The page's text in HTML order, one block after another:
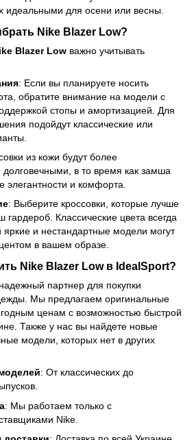
идеальными для осени или весны.
Nike Blazer Low?
Blazer Low важно учитывать
: Если вы планируете носить
обратите внимание на модели с
стопы и амортизацией. Для
подойдут классические или
из кожи будут более
в то время как замша
и комфорта.
: Выберите кроссовки, которые лучше
гардероб. Классические цвета всегда
яркие и нестандартные модели могут
в вашем образе.
Nike Blazer Lowв IdealSport?
партнер для покупки
Мы предлагаем оригинальные
ценам с возможностью быстрой
Также у нас вы найдете новые
модели, которых нет в других
: От классических до
: Мы работаем только с
Nike.